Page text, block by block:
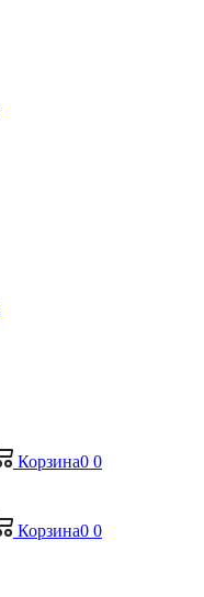
Корзина0 0
Корзина0 0